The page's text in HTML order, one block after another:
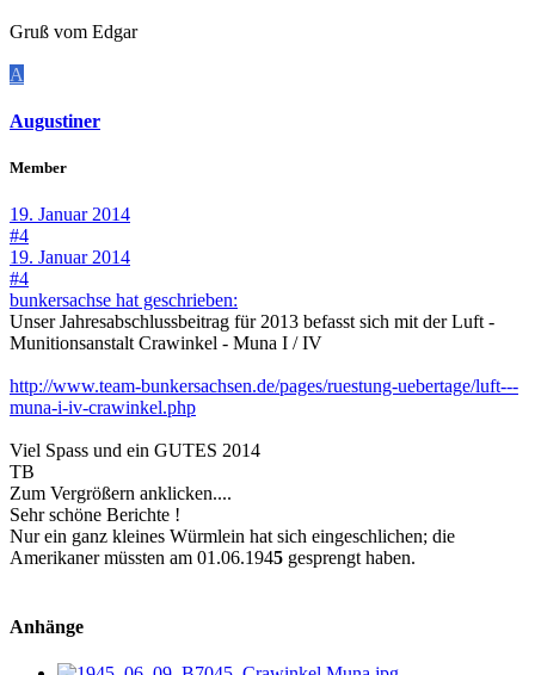
Gruß vom Edgar
A
Augustiner
Member
19. Januar 2014
#4
19. Januar 2014
#4
bunkersachse hat geschrieben:
Unser Jahresabschlussbeitrag für 2013 befasst sich mit der Luft -
Munitionsanstalt Crawinkel - Muna I / IV
http://www.team-bunkersachsen.de/pages/ruestung-uebertage/luft---
muna-i-iv-crawinkel.php
Viel Spass und ein GUTES 2014
TB
Zum Vergrößern anklicken....
Sehr schöne Berichte !
Nur ein ganz kleines Würmlein hat sich eingeschlichen; die
Amerikaner müssten am 01.06.1945 gesprengt haben.
Anhänge